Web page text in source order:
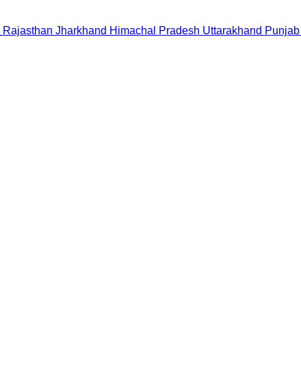
Rajasthan Jharkhand Himachal Pradesh Uttarakhand Punjab